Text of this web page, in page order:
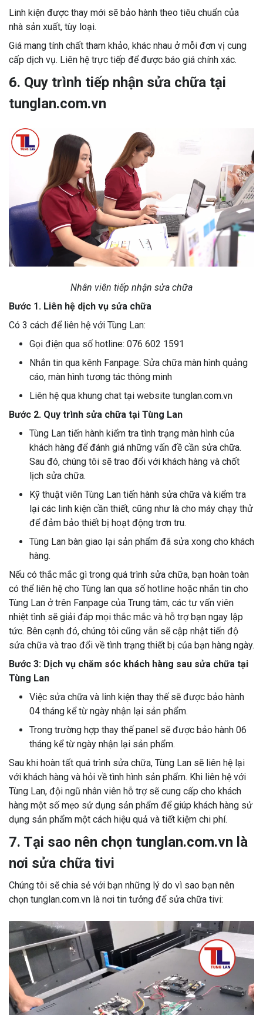
Linh kiện được thay mới sẽ bảo hành theo tiêu chuẩn của
nhà sản xuất, tùy loại.
Giá mang tính chất tham khảo, khác nhau ở mỗi đơn vị cung
cấp dịch vụ. Liên hệ trực tiếp để được báo giá chính xác.
6. Quy trình tiếp nhận sửa chữa tại
tunglan.com.vn
Nhân viên tiếp nhận sửa chữa
Bước 1. Liên hệ dịch vụ sửa chữa
Có 3 cách để liên hệ với Tùng Lan:
Gọi điện qua số hotline: 076 602 1591
Nhắn tin qua kênh Fanpage: Sửa chữa màn hình quảng
cáo, màn hình tương tác thông minh
Liên hệ qua khung chat tại website tunglan.com.vn
Bước 2. Quy trình sửa chữa tại Tùng Lan
Tùng Lan tiến hành kiểm tra tình trạng màn hình của
khách hàng để đánh giá những vấn đề cần sửa chữa.
Sau đó, chúng tôi sẽ trao đổi với khách hàng và chốt
lịch sửa chữa.
Kỹ thuật viên Tùng Lan tiến hành sửa chữa và kiểm tra
lại các linh kiện cần thiết, cũng như là cho máy chạy thử
để đảm bảo thiết bị hoạt động trơn tru.
Tùng Lan bàn giao lại sản phẩm đã sửa xong cho khách
hàng.
Nếu có thắc mắc gì trong quá trình sửa chữa, bạn hoàn toàn
có thể liên hệ cho Tùng lan qua số hotline hoặc nhắn tin cho
Tùng Lan ở trên Fanpage của Trung tâm, các tư vấn viên
nhiệt tình sẽ giải đáp mọi thắc mắc và hỗ trợ bạn ngay lập
tức. Bên cạnh đó, chúng tôi cũng vẫn sẽ cập nhật tiến độ
sửa chữa và trao đổi về tình trạng thiết bị của bạn hàng ngày.
Bước 3: Dịch vụ chăm sóc khách hàng sau sửa chữa tại
Tùng Lan
Việc sửa chữa và linh kiện thay thế sẽ được bảo hành
04 tháng kể từ ngày nhận lại sản phẩm.
Trong trường hợp thay thế panel sẽ được bảo hành 06
tháng kể từ ngày nhận lại sản phẩm.
Sau khi hoàn tất quá trình sửa chữa, Tùng Lan sẽ liên hệ lại
với khách hàng và hỏi về tình hình sản phẩm. Khi liên hệ với
Tùng Lan, đội ngũ nhân viên hỗ trợ sẽ cung cấp cho khách
hàng một số mẹo sử dụng sản phẩm để giúp khách hàng sử
dụng sản phẩm một cách hiệu quả và tiết kiệm chi phí.
7. Tại sao nên chọn tunglan.com.vn là
nơi sửa chữa tivi
Chúng tôi sẽ chia sẻ với bạn những lý do vì sao bạn nên
chọn tunglan.com.vn là nơi tin tưởng để sửa chữa tivi: